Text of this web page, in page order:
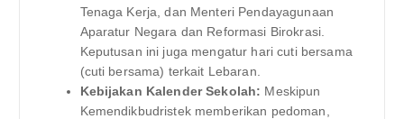
Tenaga Kerja, dan Menteri Pendayagunaan
Aparatur Negara dan Reformasi Birokrasi.
Keputusan ini juga mengatur hari cuti bersama
(cuti bersama) terkait Lebaran.
Kebijakan Kalender Sekolah: Meskipun
Kemendikbudristek memberikan pedoman,